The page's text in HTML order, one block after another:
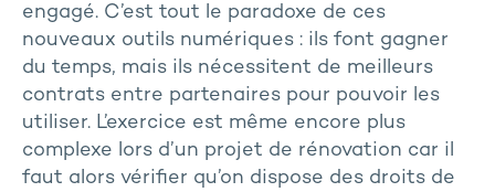
engagé. C’est tout le paradoxe de ces
nouveaux outils numériques : ils font gagner
du temps, mais ils nécessitent de meilleurs
contrats entre partenaires pour pouvoir les
utiliser. L’exercice est même encore plus
complexe lors d’un projet de rénovation car il
faut alors vérifier qu’on dispose des droits de